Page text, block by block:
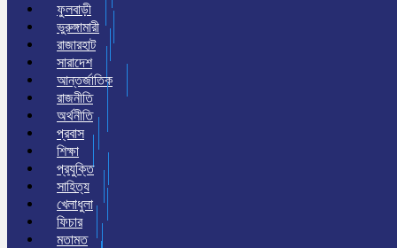
ফুলবাড়ী
ভুরুঙ্গামারী
রাজারহাট
সারাদেশ
আন্তর্জাতিক
রাজনীতি
অর্থনীতি
প্রবাস
শিক্ষা
প্রযুক্তি
সাহিত্য
খেলাধুলা
ফিচার
মতামত